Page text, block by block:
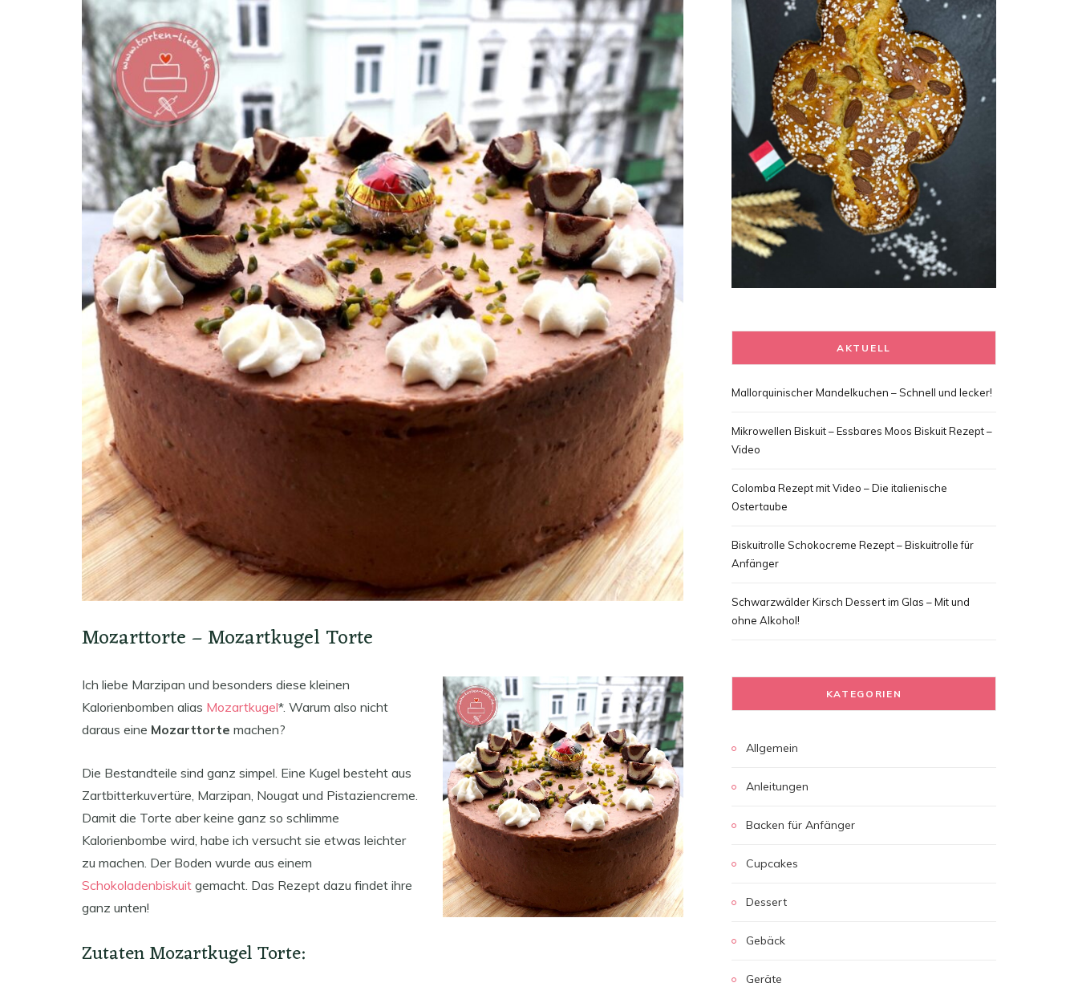
Mozarttorte – Mozartkugel Torte
Ich liebe Marzipan und besonders diese kleinen
Kalorienbomben alias Mozartkugel*. Warum also nicht
daraus eine Mozarttorte machen?
Die Bestandteile sind ganz simpel. Eine Kugel besteht aus
Zartbitterkuvertüre, Marzipan, Nougat und Pistaziencreme.
Damit die Torte aber keine ganz so schlimme
Kalorienbombe wird, habe ich versucht sie etwas leichter
zu machen. Der Boden wurde aus einem
Schokoladenbiskuit gemacht. Das Rezept dazu findet ihre
ganz unten!
Zutaten Mozartkugel Torte:
AKTUELL
Mallorquinischer Mandelkuchen – Schnell und lecker!
Mikrowellen Biskuit – Essbares Moos Biskuit Rezept –
Video
Colomba Rezept mit Video – Die italienische
Ostertaube
Biskuitrolle Schokocreme Rezept – Biskuitrolle für
Anfänger
Schwarzwälder Kirsch Dessert im Glas – Mit und
ohne Alkohol!
KATEGORIEN
Allgemein
Anleitungen
Backen für Anfänger
Cupcakes
Dessert
Gebäck
Geräte